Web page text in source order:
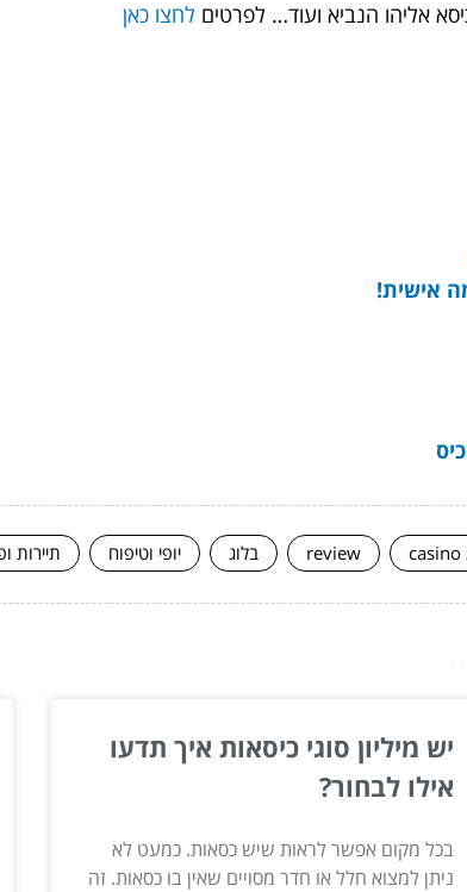
אליהו הנביא ועוד… לפרטים לחצו כאן
אישית!
review בלוג יופי וטיפוח תיירות
יש מיליון סוגי כיסאות איך תדעו
אילו לבחור?
בכל מקום אפשר לראות שיש כסאות. כמעט לא
ניתן למצוא חלל או חדר מסויים שאין בו כסאות. זה